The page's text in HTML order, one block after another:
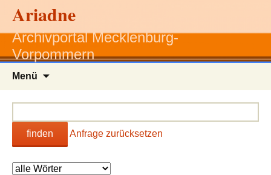
Ariadne
Archivportal Mecklenburg-
Vorpommern
Menü
finden Anfrage zurücksetzen